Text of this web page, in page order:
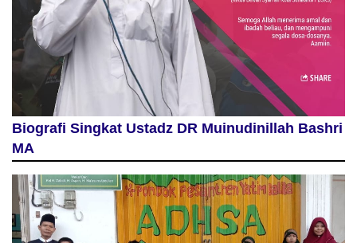
Biografi Singkat Ustadz DR Muinudinillah Bashri
MA